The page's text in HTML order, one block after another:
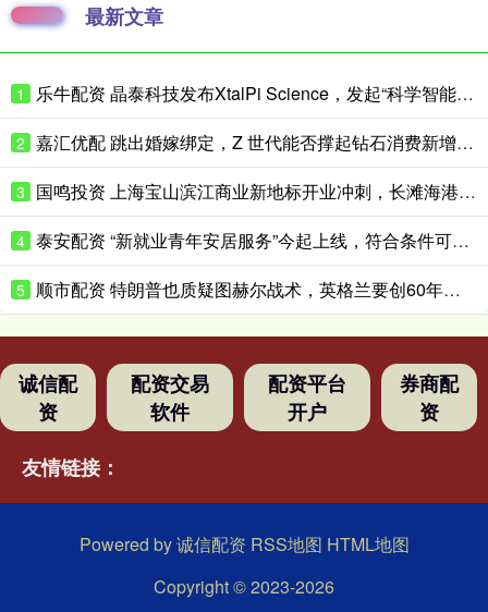
最新文章
1 乐牛配资 晶泰科技发布XtalPi Science，发起“科学智能开放生态联盟”
2 嘉汇优配 跳出婚嫁绑定，Z 世代能否撑起钻石消费新增量？
3 国鸣投资 上海宝山滨江商业新地标开业冲刺，长滩海港城今年底试营业
4 泰安配资 “新就业青年安居服务”今起上线，符合条件可优惠租赁保租房
5 顺市配资 特朗普也质疑图赫尔战术，英格兰要创60年最佳战绩困难重重
诚信配
资
配资交易
软件
配资平台
开户
券商配
资
友情链接：
Powered by诚信配资 RSS地图 HTML地图
Copyright© 2023-2026